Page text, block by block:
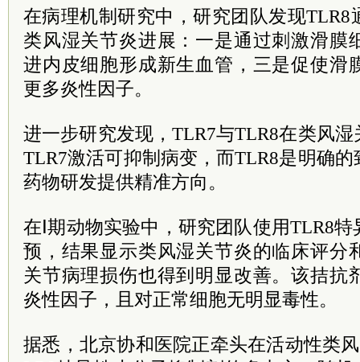
在病理机制研究中，研究团队发现TLR8
类风湿关节炎进展：一是通过刺激滑膜
进内皮细胞形成新生血管，三是促使滑
更多炎性因子。
进一步研究发现，TLR7与TLR8在类风
TLR7激活可抑制病变，而TLR8是明确
药物研发提供精准方向。
在Ⅰ期动物实验中，研究团队使用TLR8
预，结果显示类风湿关节炎的临床评分
关节病理损伤也得到明显改善。该拮抗
炎性因子，且对正常细胞无明显毒性。
据悉，北京协和医院正牵头在活动性类